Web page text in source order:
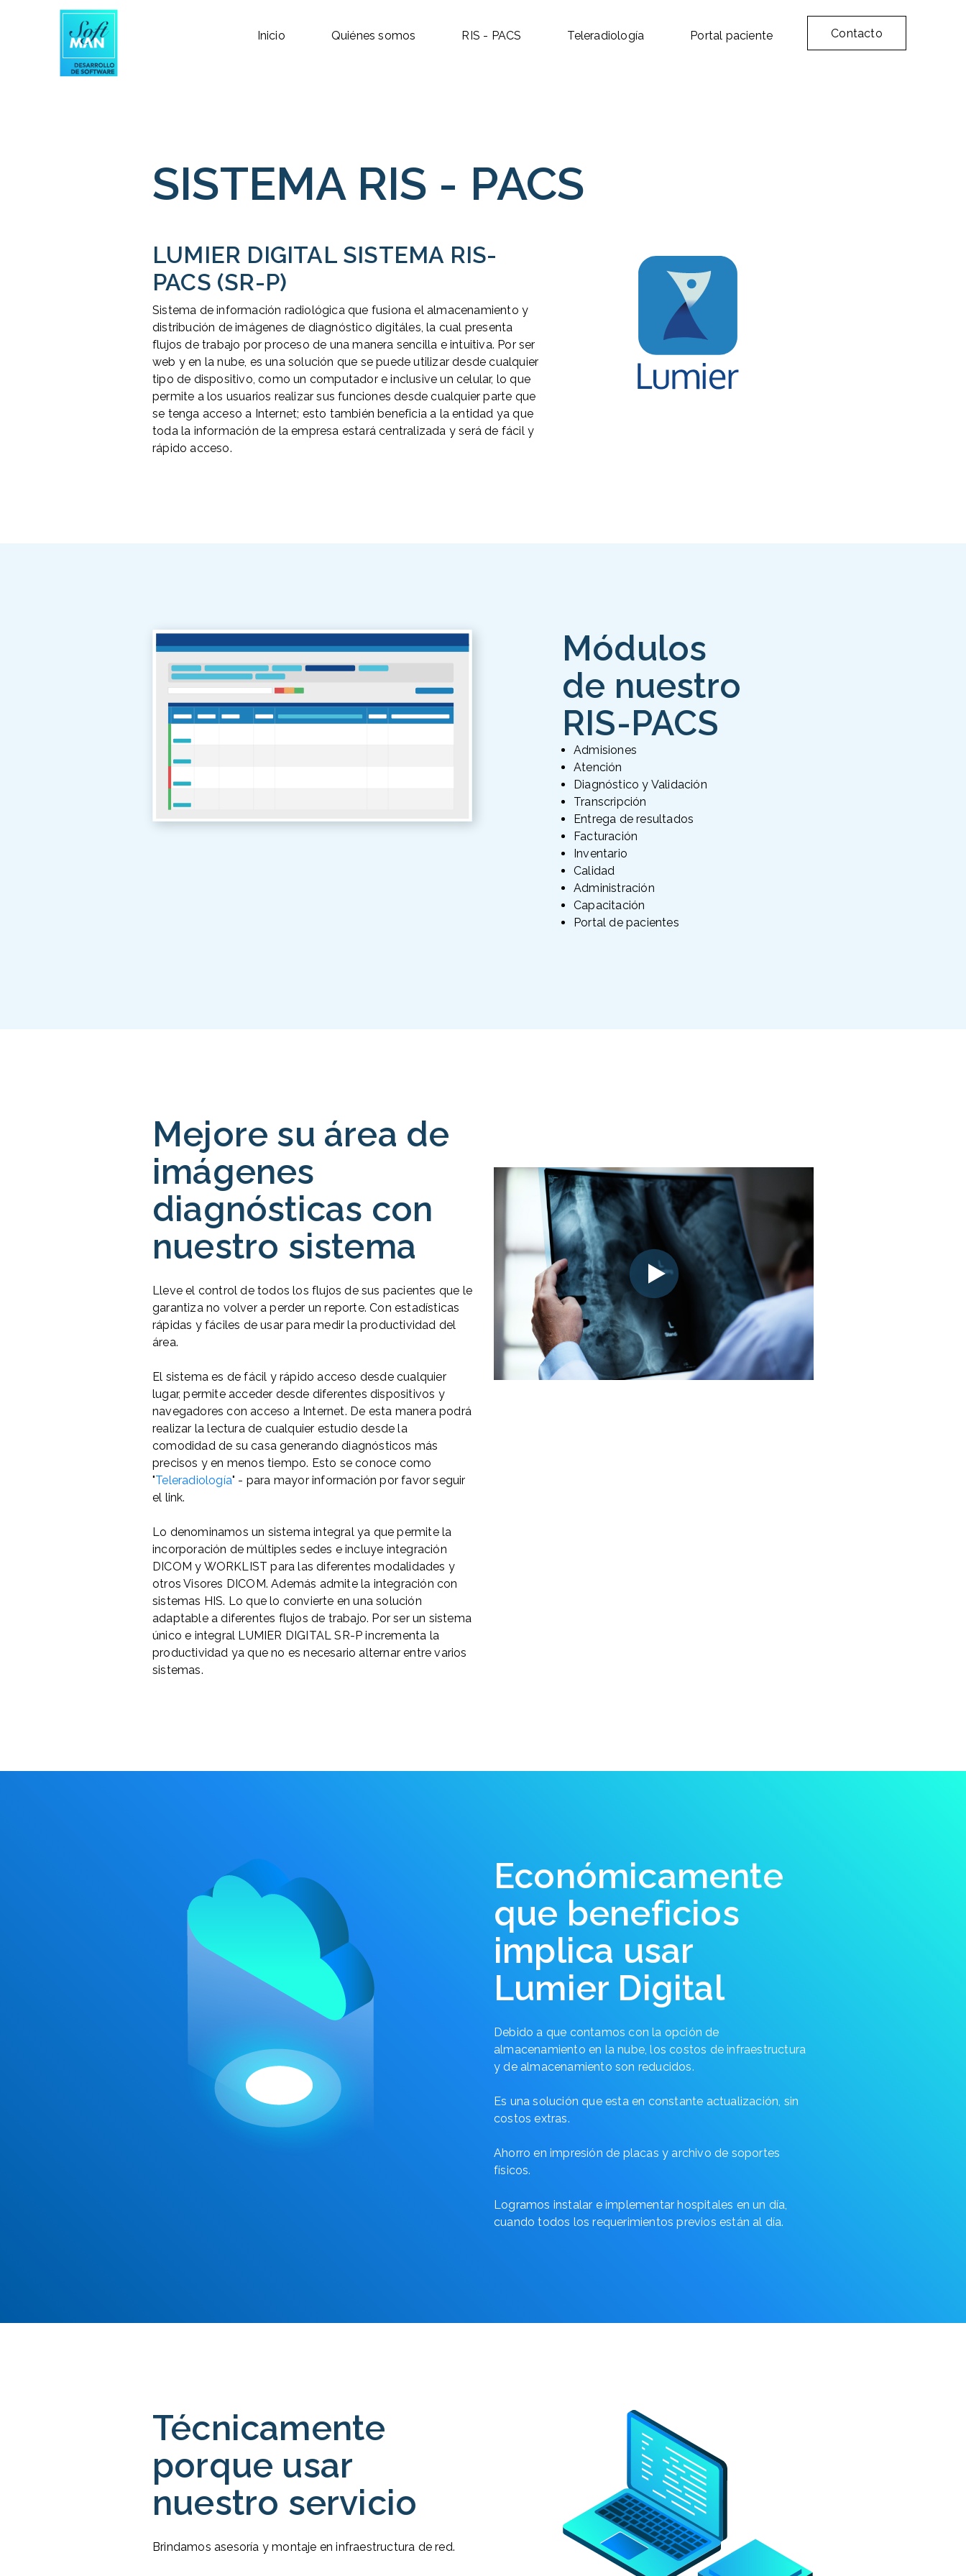
Inicio Quiénes somos RIS - PACS Teleradiología Portal paciente Contacto
SISTEMA RIS - PACS
LUMIER DIGITAL SISTEMA RIS-
PACS (SR-P)
Sistema de información radiológica que fusiona el almacenamiento y
distribución de imágenes de diagnóstico digitáles, la cual presenta
flujos de trabajo por proceso de una manera sencilla e intuitiva. Por ser
web y en la nube, es una solución que se puede utilizar desde cualquier
tipo de dispositivo, como un computador e inclusive un celular, lo que
permite a los usuarios realizar sus funciones desde cualquier parte que
se tenga acceso a Internet; esto también beneficia a la entidad ya que
toda la información de la empresa estará centralizada y será de fácil y
rápido acceso.
Módulos
de nuestro
RIS-PACS
Admisiones
Atención
Diagnóstico y Validación
Transcripción
Entrega de resultados
Facturación
Inventario
Calidad
Administración
Capacitación
Portal de pacientes
Mejore su área de
imágenes
diagnósticas con
nuestro sistema
Lleve el control de todos los flujos de sus pacientes que le
garantiza no volver a perder un reporte. Con estadísticas
rápidas y fáciles de usar para medir la productividad del
área.
El sistema es de fácil y rápido acceso desde cualquier
lugar, permite acceder desde diferentes dispositivos y
navegadores con acceso a Internet. De esta manera podrá
realizar la lectura de cualquier estudio desde la
comodidad de su casa generando diagnósticos más
precisos y en menos tiempo. Esto se conoce como
"Teleradiología" - para mayor información por favor seguir
el link.
Lo denominamos un sistema integral ya que permite la
incorporación de múltiples sedes e incluye integración
DICOM y WORKLIST para las diferentes modalidades y
otros Visores DICOM. Además admite la integración con
sistemas HIS. Lo que lo convierte en una solución
adaptable a diferentes flujos de trabajo. Por ser un sistema
único e integral LUMIER DIGITAL SR-P incrementa la
productividad ya que no es necesario alternar entre varios
sistemas.
Económicamente
que beneficios
implica usar
Lumier Digital
Debido a que contamos con la opción de
almacenamiento en la nube, los costos de infraestructura
y de almacenamiento son reducidos.
Es una solución que esta en constante actualización, sin
costos extras.
Ahorro en impresión de placas y archivo de soportes
físicos.
Logramos instalar e implementar hospitales en un día,
cuando todos los requerimientos previos están al día.
Técnicamente
porque usar
nuestro servicio
Brindamos asesoría y montaje en infraestructura de red.